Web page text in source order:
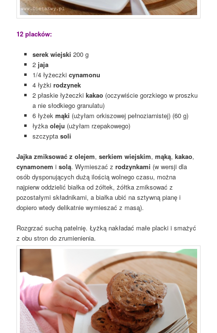
12 placków:
serek wiejski 200 g
2 jaja
1/4 łyżeczki cynamonu
4 łyżki rodzynek
2 płaskie łyżeczki kakao(oczywiście gorzkiego w proszku
a nie słodkiego granulatu)
6 łyżek mąki (użyłam orkiszowej pełnoziarnistej) (60 g)
łyżka oleju (użyłam rzepakowego)
szczypta soli
Jajka zmiksować z olejem,serkiem wiejskim,mąką, kakao,
cynamonem i solą. Wymieszać zrodzynkami (w wersji dla
osób dysponujących dużą ilością wolnego czasu, można
najpierw oddzielić białka od żółtek, żółtka zmiksować z
pozostałymi składnikami, a białka ubić na sztywną pianę i
dopiero wtedy delikatnie wymieszać z masą).
Rozgrzać suchą patelnię. Łyżką nakładać małe placki i smażyć
z obu stron do zrumienienia.